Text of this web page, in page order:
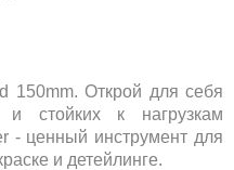
150mm. Открой для себя
стойких к нагрузкам
- ценный инструмент для
и детейлинге.